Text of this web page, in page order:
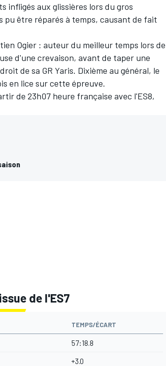
infligés aux glissières lors du gros
pu être réparés à temps, causant de fait
Ogier : auteur du meilleur temps lors de
d'une crevaison, avant de taper une
de sa GR Yaris. Dixième au général, le
en lice sur cette épreuve.
de 23h07 heure française avec l'ES8,
de l'ES7
TEMPS/ÉCART
57:18.8
+3.0